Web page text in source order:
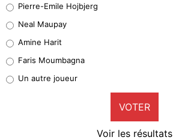
5%
1%
9%
Pierre-Emile Hojbjerg
Neal Maupay
Amine Harit
Faris Moumbagna
Un autre joueur
VOTER
Voir les résultats